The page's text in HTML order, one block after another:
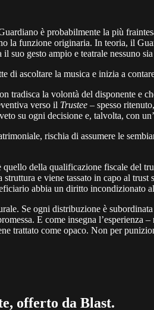
è probabilmente la più
la funzione originaria. In teoria, il
suo gesto ampio e teatrale nessuno
di ascoltare la musica e inizia a
tradisca la volontà del disponente e
verso il Trustee – spesso
su ogni decisione e, talvolta, con
rischia di assumere le
della qualificazione fiscale del
e viene tassato in capo al
abbia un diritto incondizionato
Se ogni distribuzione è
E come insegna
trattato come opaco. Non per
offerto da Blast.